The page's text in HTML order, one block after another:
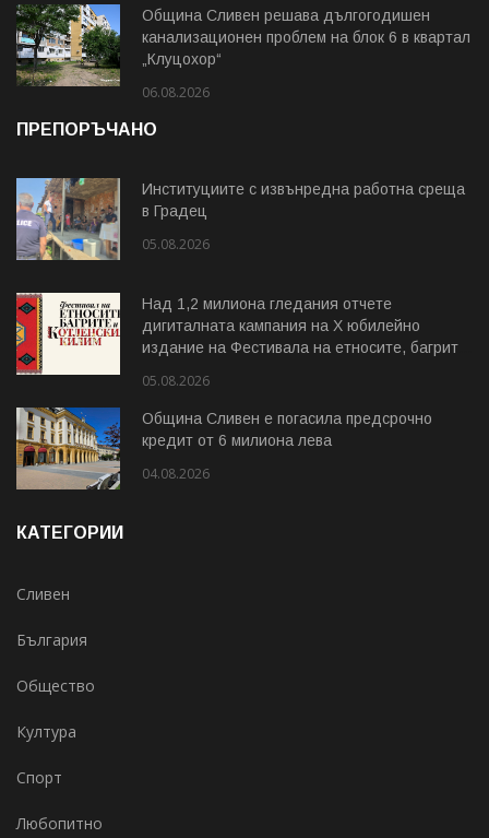
Община Сливен решава дългогодишен
канализационен проблем на блок 6 в квартал
„Клуцохор“
06.08.2026
ПРЕПОРЪЧАНО
Институциите с извънредна работна среща
в Градец
05.08.2026
Над 1,2 милиона гледания отчете
дигиталната кампания на Х юбилейно
издание на Фестивала на етносите, багрите
05.08.2026
Община Сливен е погасила предсрочно
кредит от 6 милиона лева
04.08.2026
КАТЕГОРИИ
Сливен
България
Общество
Култура
Спорт
Любопитно